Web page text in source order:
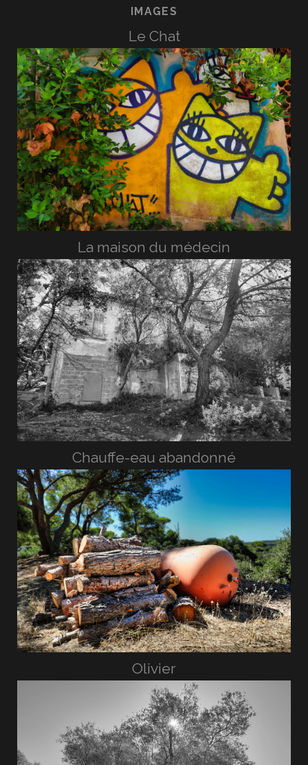
IMAGES
Le Chat
La maison du médecin
Chauffe-eau abandonné
Olivier